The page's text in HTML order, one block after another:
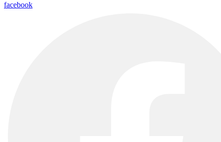
facebook